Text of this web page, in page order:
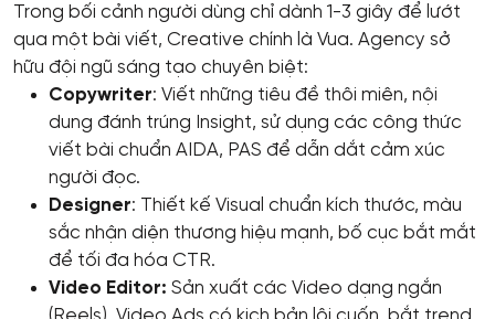
Trong bối cảnh người dùng chỉ dành 1-3 giây để lướt
qua một bài viết, Creative chính là Vua. Agency sở
hữu đội ngũ sáng tạo chuyên biệt:
Copywriter: Viết những tiêu đề thôi miên, nội
dung đánh trúng Insight, sử dụng các công thức
viết bài chuẩn AIDA, PAS để dẫn dắt cảm xúc
người đọc.
Designer: Thiết kế Visual chuẩn kích thước, màu
sắc nhận diện thương hiệu mạnh, bố cục bắt mắt
để tối đa hóa CTR.
Video Editor: Sản xuất các Video dạng ngắn